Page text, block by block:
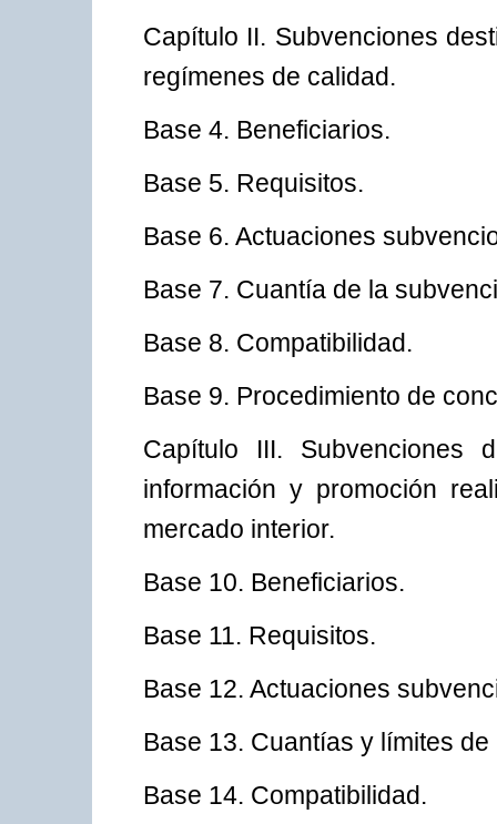
Capítulo II. Subvenciones
regímenes de calidad.
Base 4. Beneficiarios.
Base 5. Requisitos.
Base 6. Actuaciones
Base 7. Cuantía de la
Base 8. Compatibilidad.
Base 9. Procedimiento de
Capítulo III. Subvenciones
información y promoción
mercado interior.
Base 10. Beneficiarios.
Base 11. Requisitos.
Base 12. Actuaciones
Base 13. Cuantías y límites
Base 14. Compatibilidad.